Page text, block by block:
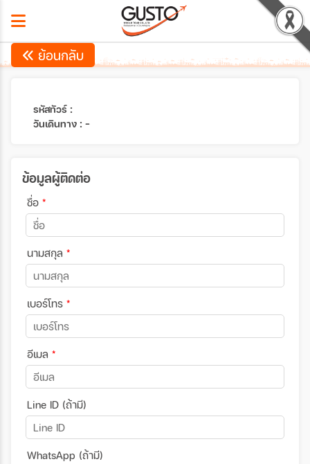
ย้อนกลับ
รหัสทัวร์ :
วันเดินทาง : -
ข้อมูลผู้ติดต่อ
ชื่อ *
นามสกุล *
เบอร์โทร *
อีเมล *
Line ID (ถ้ามี)
WhatsApp (ถ้ามี)